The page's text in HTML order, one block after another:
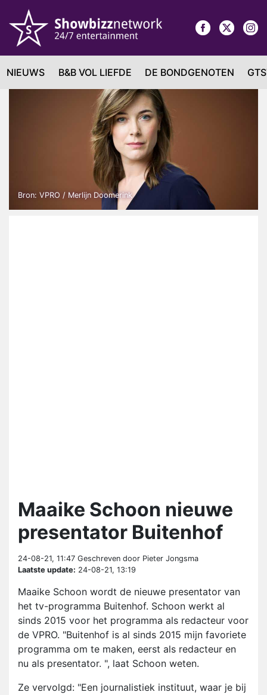
NIEUWS B&B VOL LIEFDE DE BONDGENOTEN
Bron: VPRO / Merlijn Doomerink
Maaike Schoon nieuwe
presentator Buitenhof
24-08-21, 11:47 Geschreven door Pieter Jongsma
Laatste update: 24-08-21, 13:19
Maaike Schoon wordt de nieuwe presentator van
het tv-programma Buitenhof. Schoon werkt al
sinds 2015 voor het programma als redacteur voor
de VPRO. "Buitenhof is al sinds 2015 mijn favoriete
programma om te maken, eerst als redacteur en
nu als presentator. ", laat Schoon weten.
Ze vervolgd: "Een journalistiek instituut, waar je bij